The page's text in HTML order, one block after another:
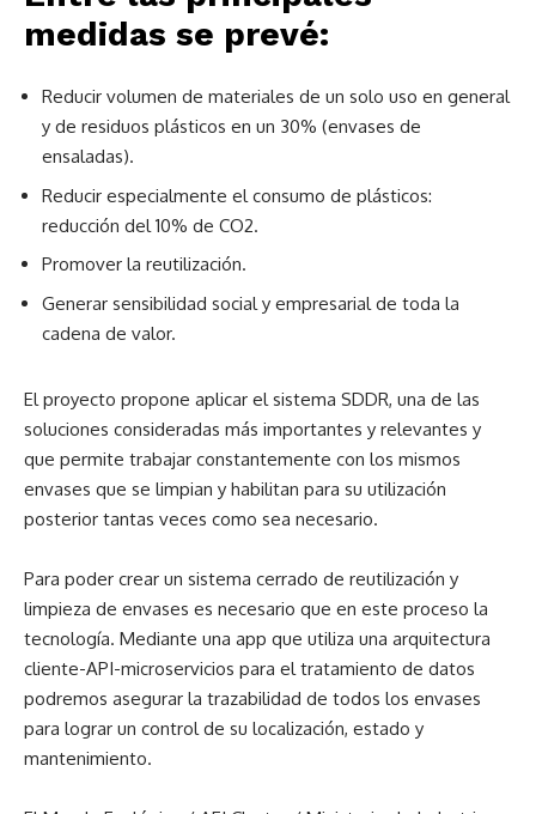
medidas se prevé:
Reducir volumen de materiales de un solo uso en general
y de residuos plásticos en un 30% (envases de
ensaladas).
Reducir especialmente el consumo de plásticos:
reducción del 10% de CO2.
Promover la reutilización.
Generar sensibilidad social y empresarial de toda la
cadena de valor.
El proyecto propone aplicar el sistema SDDR, una de las
soluciones consideradas más importantes y relevantes y
que permite trabajar constantemente con los mismos
envases que se limpian y habilitan para su utilización
posterior tantas veces como sea necesario.
Para poder crear un sistema cerrado de reutilización y
limpieza de envases es necesario que en este proceso la
tecnología. Mediante una app que utiliza una arquitectura
cliente-API-microservicios para el tratamiento de datos
podremos asegurar la trazabilidad de todos los envases
para lograr un control de su localización, estado y
mantenimiento.